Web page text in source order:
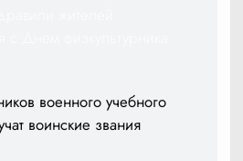
военного учебного
воинские звания